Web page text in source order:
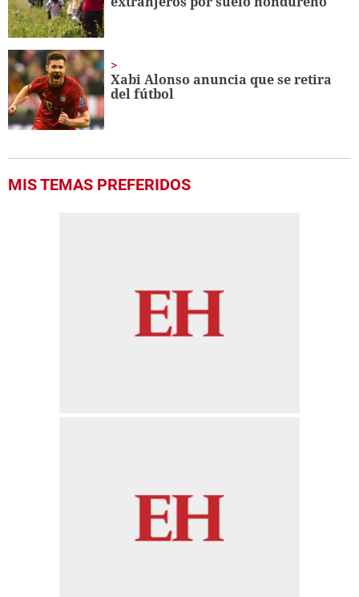
Xabi Alonso anuncia que se retira
del fútbol
MIS TEMAS PREFERIDOS